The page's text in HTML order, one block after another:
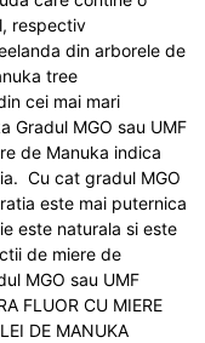
respectiv
din arborele de
tree
cei mai mari
Gradul MGO sau UMF
de Manuka indica
Cu cat gradul MGO
este mai puternica
este naturala si este
de miere de
MGO sau UMF
FLUOR CU MIERE
DE MANUKA